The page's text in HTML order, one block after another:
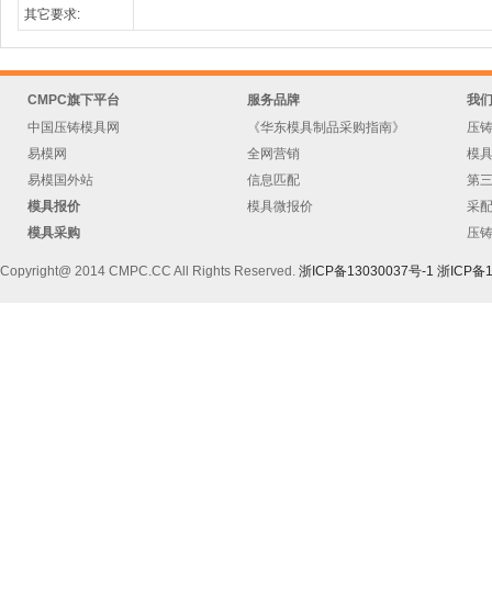
其它要求:
CMPC旗下平台
中国压铸模具网
易模网
易模国外站
模具报价
模具采购
服务品牌
《华东模具制品采购指南》
全网营销
信息匹配
模具微报价
我
压
模
第
采
压
Copyright@ 2014 CMPC.CC All Rights Reserved. 浙ICP备13030037号-1 浙ICP备